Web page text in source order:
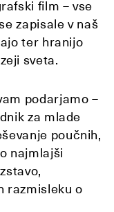
film – vse
zapisale v naš
ter hranijo
sveta.
podarjamo –
za mlade
poučnih,
najmlajši
razmisleku o